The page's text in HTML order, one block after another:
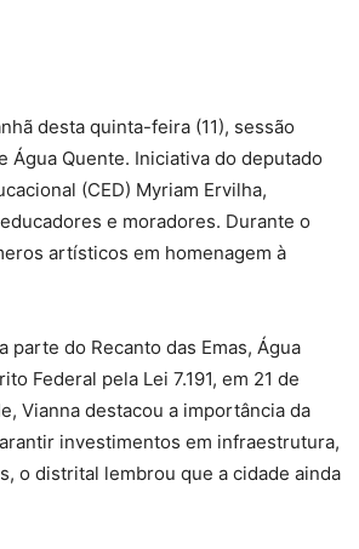
desta quinta-feira (11), sessão
Água Quente. Iniciativa do deputado
(CED) Myriam Ervilha,
e moradores. Durante o
artísticos em homenagem à
parte do Recanto das Emas, Água
Federal pela Lei 7.191, em 21 de
Vianna destacou a importância da
investimentos em infraestrutura,
o distrital lembrou que a cidade ainda